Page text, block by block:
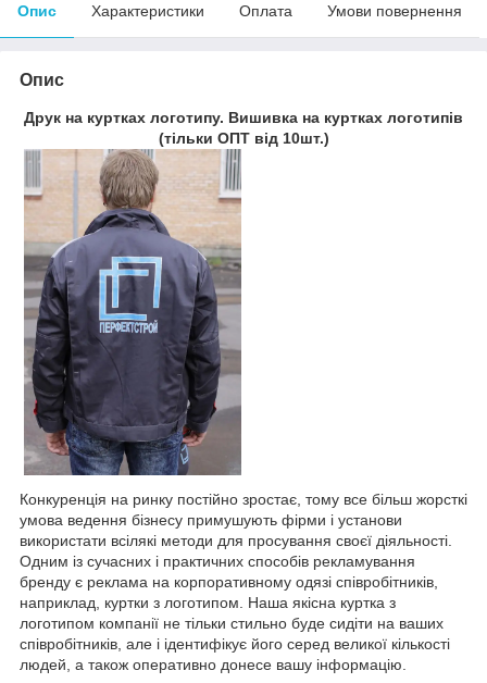
Опис Характеристики Оплата Умови повернення
Опис
Друк на куртках логотипу. Вишивка на куртках логотипів
(тільки ОПТ від 10шт.)
Конкуренція на ринку постійно зростає, тому все більш жорсткі
умова ведення бізнесу примушують фірми і установи
використати всілякі методи для просування своєї діяльності.
Одним із сучасних і практичних способів рекламування
бренду є реклама на корпоративному одязі співробітників,
наприклад, куртки з логотипом. Наша якісна куртка з
логотипом компанії не тільки стильно буде сидіти на ваших
співробітників, але і ідентифікує його серед великої кількості
людей, а також оперативно донесе вашу інформацію.